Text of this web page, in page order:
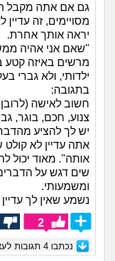
גם אם אתה מקבל
מסויימים, זה
יראה אותך אחרת.
"שאם אני אהיה
מרשים באיזה קטע
ילדותי, ולא גברי
בתגובה:
חשוב לאישה
צנוע, חכם, בוגר,
יש לך להציע
אתה עדיין לא
אותה". מאוד יכול
שים דגש על
ומשמעותי.
נשמע שאין לך
2
נכתבו 4 תגובות